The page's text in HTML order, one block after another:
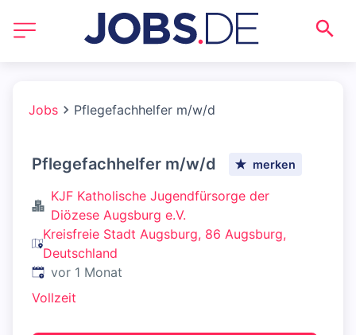
Jobs Pflegefachhelfer m/w/d
Pflegefachhelfer m/w/d merken
KJF Katholische Jugendfürsorge der
Diözese Augsburg e.V.
Kreisfreie Stadt Augsburg, 86 Augsburg,
Deutschland
Veröffentlicht:
vor 1 Monat
Vollzeit